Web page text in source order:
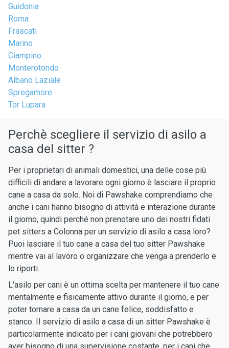
Guidonia
Roma
Frascati
Marino
Ciampino
Monterotondo
Albano Laziale
Spregamore
Tor Lupara
Perchè scegliere il servizio di asilo a
casa del sitter ?
Per i proprietari di animali domestici, una delle cose più
difficili di andare a lavorare ogni giorno è lasciare il proprio
cane a casa da solo. Noi di Pawshake comprendiamo che
anche i cani hanno bisogno di attività e interazione durante
il giorno, quindi perché non prenotare uno dei nostri fidati
pet sitters a Colonna per un servizio di asilo a casa loro?
Puoi lasciare il tuo cane a casa del tuo sitter Pawshake
mentre vai al lavoro o organizzare che venga a prenderlo e
lo riporti.
L'asilo per cani è un ottima scelta per mantenere il tuo cane
mentalmente e fisicamente attivo durante il giorno, e per
poter tornare a casa da un cane felice, soddisfatto e
stanco. Il servizio di asilo a casa di un sitter Pawshake è
particolarmente indicato per i cani giovani che potrebbero